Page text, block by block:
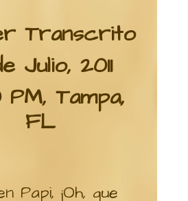
Transcrito
Julio, 2011
PM, Tampa,
FL
Papi, ¡Oh, que